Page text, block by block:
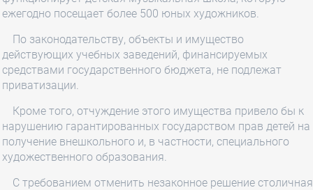
ежегодно посещает более 500 юных художников.
По законодательству, объекты и имущество
действующих учебных заведений, финансируемых
средствами государственного бюджета, не подлежат
приватизации.
Кроме того, отчуждение этого имущества привело бы к
нарушению гарантированных государством прав детей на
получение внешкольного и, в частности, специального
художественного образования.
С требованием отменить незаконное решение столичная